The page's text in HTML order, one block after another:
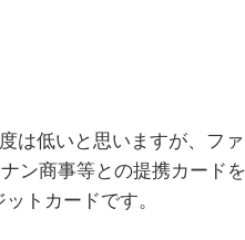
は低いと思いますが、ファ
ン商事等との提携カード
トカードです。